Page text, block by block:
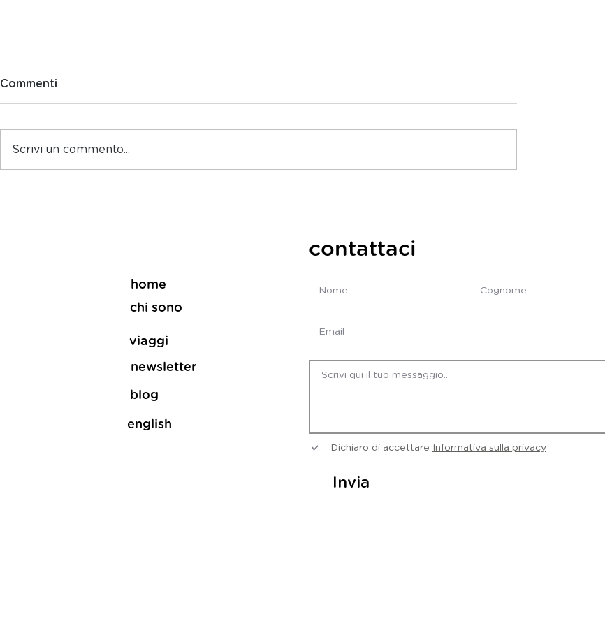
Commenti
Scrivi un commento...
home
chi sono
viaggi
newsletter
blog
english
contattaci
Dichiaro di accettare Informativa sulla privacy
Invia